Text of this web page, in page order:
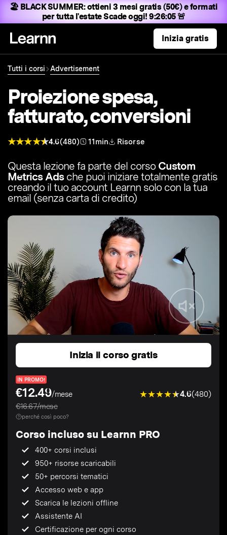
🏖️ BLACK SUMMER:ottieni 3 mesi gratis (50€) e formati
per tutta l'estateScade oggi! 9:26:04 🚨
Inizia gratis
Tutti i corsi Advertisement
Proiezione spesa,
fatturato, conversioni
4.6(480) 11min Risorse
Questa lezione fa parte del corso Custom
Metrics Adsche puoi iniziare totalmente gratis
creando il tuo account Learnn solo con la tua
email (senza carta di credito)
Inizia il corso gratis
IN PROMO!
€12.49/mese
€16.67/mese
4.6(480)
perché così poco?
Corso incluso su Learnn PRO
400+ corsi inclusi
950+ risorse scaricabili
50+ percorsi tematici
Accesso web e app
Scarica le lezioni offline
Assistente AI
Certificazione per ogni corso